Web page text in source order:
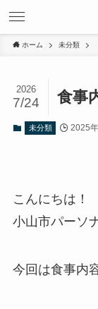
ホーム 未分類
食事
2026
7/24
未分類 2025
こんにちは！
小山市パーソ
今回は食事内